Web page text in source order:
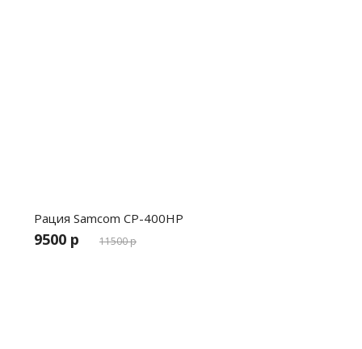
Рация Samcom CP-400HP
9500 р 11500 р